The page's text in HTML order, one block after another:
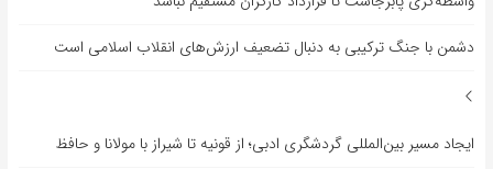
دشمن با جنگ ترکیبی به دنبال تضعیف ارزش‌های انقلاب اسلامی است
ایجاد مسیر بین‌المللی گردشگری ادبی؛ از قونیه تا شیراز با مولانا و حافظ